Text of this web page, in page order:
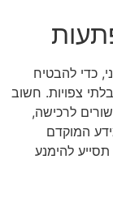
כדי להבטיח
צפויות. חשוב
לרכישה,
המוקדם
להימנע